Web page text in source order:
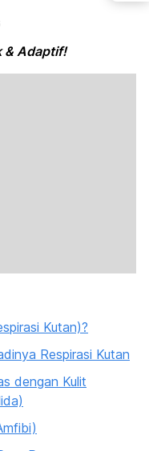
& Adaptif!
Kutan)?
Respirasi Kutan
dengan Kulit